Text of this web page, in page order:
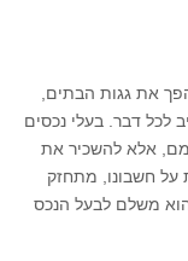
את גגות הבתים,
לכל דבר. בעלי נכסים
אלא להשכיר את
על חשבונו, מתחזק
משלם לבעל הנכס